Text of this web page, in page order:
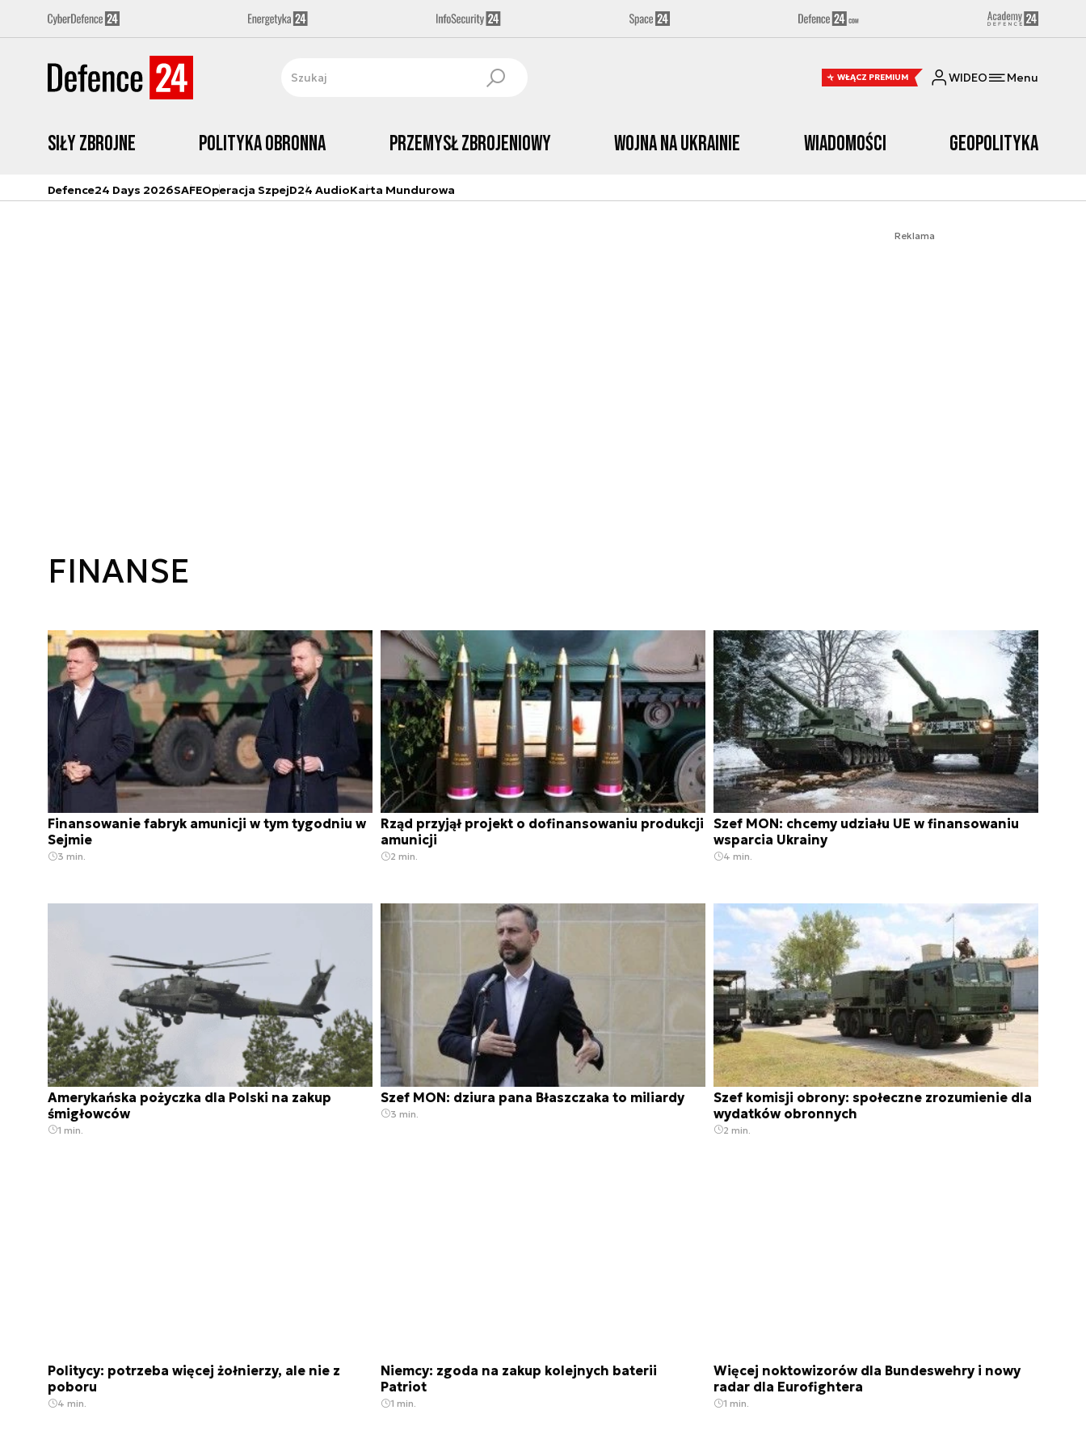
WŁĄCZ PREMIUM WIDEO Menu
Siły zbrojne Polityka obronna Przemysł Zbrojeniowy Wojna na Ukrainie Wiadomości Geopolityka
Defence24 Days 2026SAFEOperacja SzpejD24 AudioKarta Mundurowa
Reklama
FINANSE
Finansowanie fabryk amunicji w tym tygodniu w
Sejmie
3 min.
Rząd przyjął projekt o dofinansowaniu produkcji
amunicji
2 min.
Szef MON: chcemy udziału UE w finansowaniu
wsparcia Ukrainy
4 min.
Amerykańska pożyczka dla Polski na zakup
śmigłowców
1 min.
Szef MON: dziura pana Błaszczaka to miliardy
3 min.
Szef komisji obrony: społeczne zrozumienie dla
wydatków obronnych
2 min.
Politycy: potrzeba więcej żołnierzy, ale nie z
poboru
4 min.
Niemcy: zgoda na zakup kolejnych baterii
Patriot
1 min.
Więcej noktowizorów dla Bundeswehry i nowy
radar dla Eurofightera
1 min.